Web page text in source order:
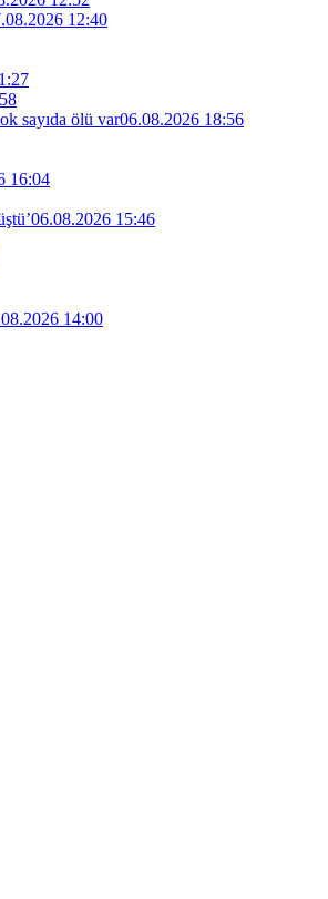
12:40
sayıda ölü var06.08.2026 18:56
16:04
06.08.2026 15:46
14:00